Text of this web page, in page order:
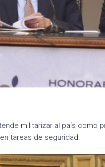
militarizar al país como
tareas de seguridad.